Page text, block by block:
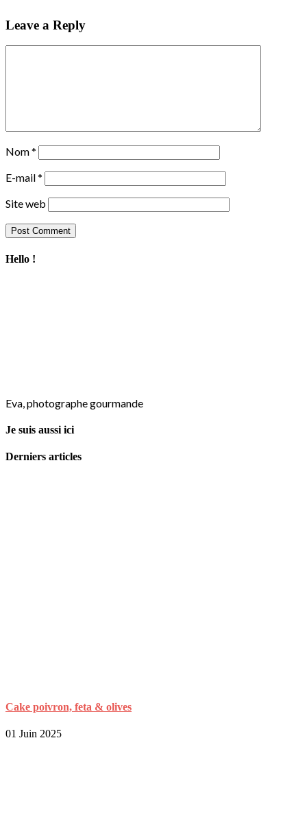
Leave a Reply
Nom*
E-mail*
Site web
Hello !
Eva, photographe gourmande
Je suis aussi ici
Derniers articles
Cake poivron, feta & olives
01 Juin 2025